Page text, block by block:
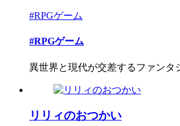
#RPGゲーム
#RPGゲーム
異世界と現代が交差するファンタ
リリィのおつかい